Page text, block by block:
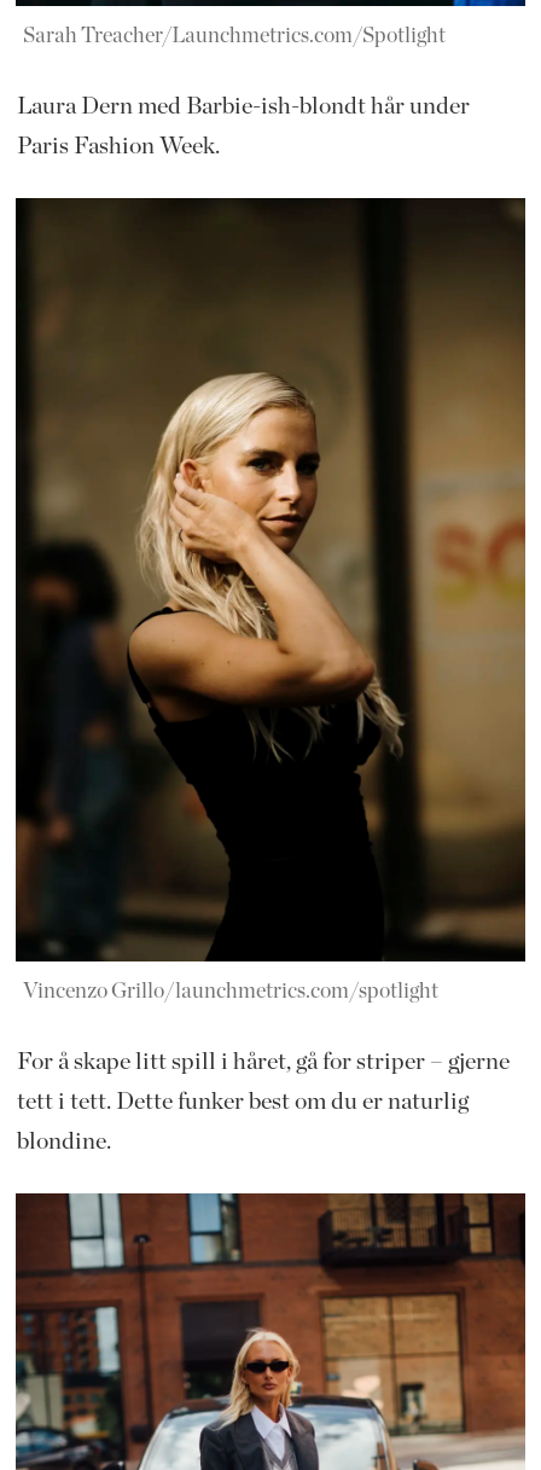
Sarah Treacher/Launchmetrics.com/Spotlight
Laura Dern med Barbie-ish-blondt hår under
Paris Fashion Week.
Vincenzo Grillo/launchmetrics.com/spotlight
For å skape litt spill i håret, gå for striper – gjerne
tett i tett. Dette funker best om du er naturlig
blondine.